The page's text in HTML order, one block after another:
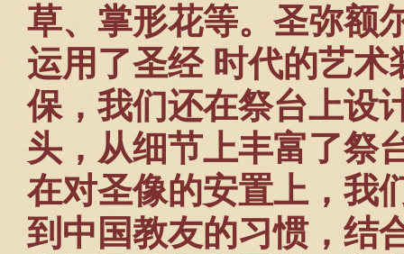
草、掌形花等。圣弥额
运用了圣经 时代的艺
保，我们还在祭台上设
头，从细节上丰富了祭
在对圣像的安置上，我
到中国教友的习惯，